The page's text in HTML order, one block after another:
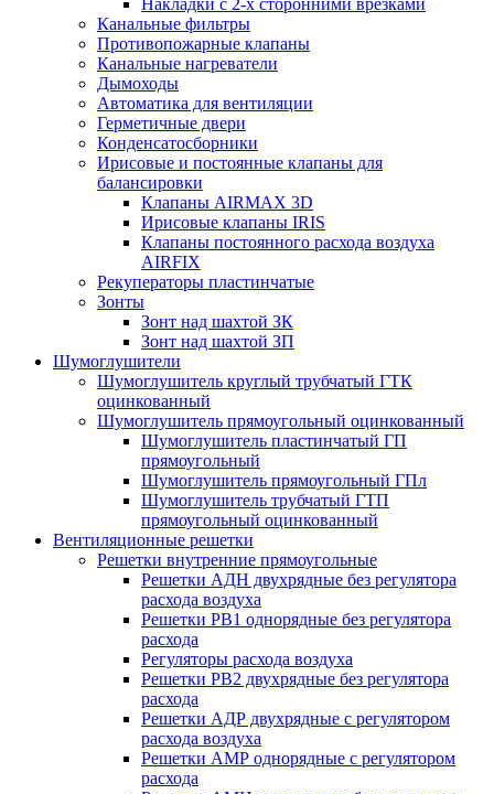
Канальные фильтры
Противопожарные клапаны
Канальные нагреватели
Дымоходы
Автоматика для вентиляции
Герметичные двери
Конденсатосборники
Ирисовые и постоянные клапаны для
балансировки
Клапаны AIRMAX 3D
Ирисовые клапаны IRIS
Клапаны постоянного расхода воздуха
AIRFIX
Рекуператоры пластинчатые
Зонты
Зонт над шахтой ЗК
Зонт над шахтой ЗП
Шумоглушители
Шумоглушитель круглый трубчатый ГТК
оцинкованный
Шумоглушитель прямоугольный оцинкованный
Шумоглушитель пластинчатый ГП
прямоугольный
Шумоглушитель прямоугольный ГПл
Шумоглушитель трубчатый ГТП
прямоугольный оцинкованный
Вентиляционные решетки
Решетки внутренние прямоугольные
Решетки АДН двухрядные без регулятора
расхода воздуха
Решетки РВ1 однорядные без регулятора
расхода
Регуляторы расхода воздуха
Решетки РВ2 двухрядные без регулятора
расхода
Решетки АДР двухрядные с регулятором
расхода воздуха
Решетки АМР однорядные с регулятором
расхода